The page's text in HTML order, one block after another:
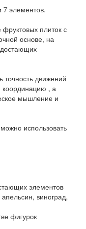
7 элементов.
плиток с
основе, на
движений
координацию , а
мышление и
использовать
элементов
виноград,
фигурок